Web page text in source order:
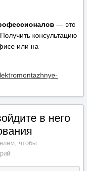
— это
консультацию
или на
в него
чтобы